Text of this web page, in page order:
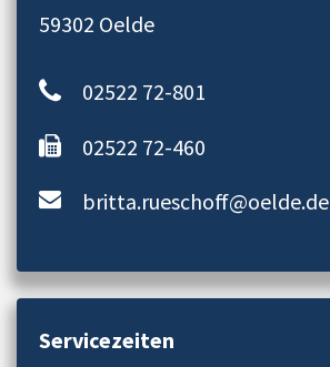
59302 Oelde
02522 72-801
02522 72-460
britta.rueschoff@oelde.de
Servicezeiten